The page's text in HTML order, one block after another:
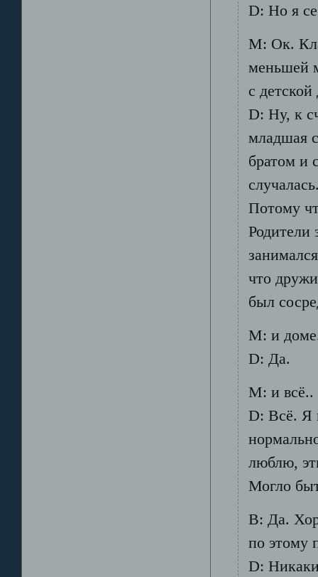
D: Но я
М: Ок.
меньшей
с
D: Ну, к
младшая
братом и
Потому
Родители
что
был
М: и
D: Да.
М: и всё..
D: Всё. Я
люблю,
Могло
B: Да.
по этому
D: